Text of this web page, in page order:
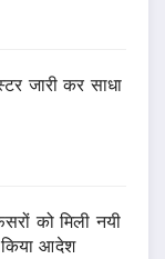
जारी कर साधा
को मिली नयी
किया आदेश